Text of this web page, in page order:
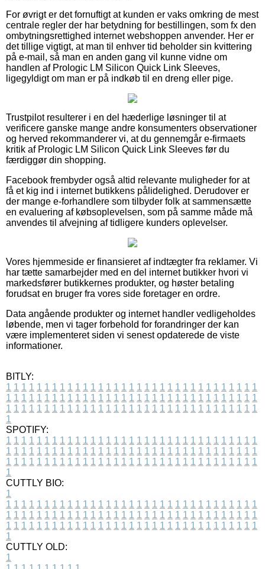
For øvrigt er det fornuftigt at kunden er vaks omkring de mest
centrale regler der har betydning for bestillingen, som fx den
ombytningsrettighed internet webshoppen anvender. Her er
det tillige vigtigt, at man til enhver tid beholder sin kvittering
på e-mail, så man en anden gang vil kunne vidne om
handlen af Prologic LM Silicon Quick Link Sleeves,
ligegyldigt om man er på indkøb til en dreng eller pige.
Trustpilot resulterer i en del hæderlige løsninger til at
verificere ganske mange andre konsumenters observationer
og herved rekommanderer vi, at du gennemgår e-firmaets
kritik af Prologic LM Silicon Quick Link Sleeves før du
færdiggør din shopping.
Facebook frembyder også altid relevante muligheder for at
få et kig ind i internet butikkens pålidelighed. Derudover er
der mange e-forhandlere som tilbyder folk at sammensætte
en evaluering af købsoplevelsen, som på samme måde må
anvendes til afvejning af tidligere kunders oplevelser.
Vores hjemmeside er finansieret af indtægter fra reklamer. Vi
har tætte samarbejder med en del internet butikker hvori vi
markedsfører butikkernes produkter, og høster betaling
forudsat en bruger fra vores side foretager en ordre.
Data angående produkter og internet handler vedligeholdes
løbende, men vi tager forbehold for forandringer der kan
være implementeret siden vi senest opdaterede de viste
informationer.
BITLY:
1 1 1 1 1 1 1 1 1 1 1 1 1 1 1 1 1 1 1 1 1 1 1 1 1 1 1 1 1 1 1 1 1
1 1 1 1 1 1 1 1 1 1 1 1 1 1 1 1 1 1 1 1 1 1 1 1 1 1 1 1 1 1 1 1 1
1 1 1 1 1 1 1 1 1 1 1 1 1 1 1 1 1 1 1 1 1 1 1 1 1 1 1 1 1 1 1 1 1
1
SPOTIFY:
1 1 1 1 1 1 1 1 1 1 1 1 1 1 1 1 1 1 1 1 1 1 1 1 1 1 1 1 1 1 1 1 1
1 1 1 1 1 1 1 1 1 1 1 1 1 1 1 1 1 1 1 1 1 1 1 1 1 1 1 1 1 1 1 1 1
1 1 1 1 1 1 1 1 1 1 1 1 1 1 1 1 1 1 1 1 1 1 1 1 1 1 1 1 1 1 1 1 1
1
CUTTLY BIO:
1
1 1 1 1 1 1 1 1 1 1 1 1 1 1 1 1 1 1 1 1 1 1 1 1 1 1 1 1 1 1 1 1 1
1 1 1 1 1 1 1 1 1 1 1 1 1 1 1 1 1 1 1 1 1 1 1 1 1 1 1 1 1 1 1 1 1
1 1 1 1 1 1 1 1 1 1 1 1 1 1 1 1 1 1 1 1 1 1 1 1 1 1 1 1 1 1 1 1 1
1
CUTTLY OLD:
1